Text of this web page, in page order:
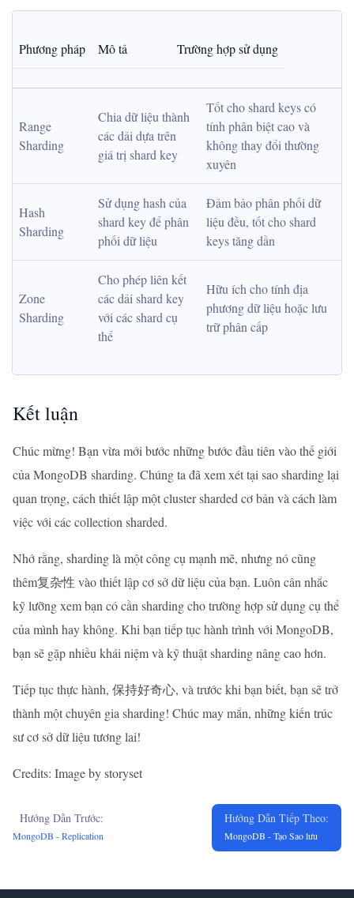
Phương pháp Mô tả Trường hợp sử dụng
Range
Sharding
Chia dữ liệu thành
các dải dựa trên
giá trị shard key
Tốt cho shard keys có
tính phân biệt cao và
không thay đổi thường
xuyên
Hash
Sharding
Sử dụng hash của
shard key để phân
phối dữ liệu
Đảm bảo phân phối dữ
liệu đều, tốt cho shard
keys tăng dần
Zone
Sharding
Cho phép liên kết
các dải shard key
với các shard cụ
thể
Hữu ích cho tính địa
phương dữ liệu hoặc lưu
trữ phân cấp
Kết luận
Chúc mừng! Bạn vừa mới bước những bước đầu tiên vào thế giới
của MongoDB sharding. Chúng ta đã xem xét tại sao sharding lại
quan trọng, cách thiết lập một cluster sharded cơ bản và cách làm
việc với các collection sharded.
Nhớ rằng, sharding là một công cụ mạnh mẽ, nhưng nó cũng
thêm复杂性 vào thiết lập cơ sở dữ liệu của bạn. Luôn cân nhắc
kỹ lưỡng xem bạn có cần sharding cho trường hợp sử dụng cụ thể
của mình hay không. Khi bạn tiếp tục hành trình với MongoDB,
bạn sẽ gặp nhiều khái niệm và kỹ thuật sharding nâng cao hơn.
Tiếp tục thực hành, 保持好奇心, và trước khi bạn biết, bạn sẽ trở
thành một chuyên gia sharding! Chúc may mắn, những kiến trúc
sư cơ sở dữ liệu tương lai!
Credits: Image by storyset
Hướng Dẫn Trước:
MongoDB - Replication
Hướng Dẫn Tiếp Theo:
MongoDB - Tạo Sao lưu